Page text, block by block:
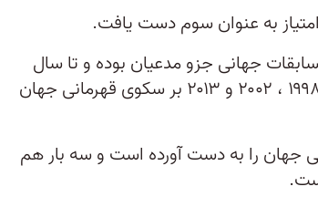
جهانی جزو مدعیان بوده و تا سال
۲۰۱۴ پنج بار در سال‌های ۱۹۶۱، ۱۹۶۵، ۱۹۹۸ ، ۲۰۰۲ و ۲۰۱۳ بر سکوی قهرمانی جهان
جهان را به دست آورده است و سه بار هم